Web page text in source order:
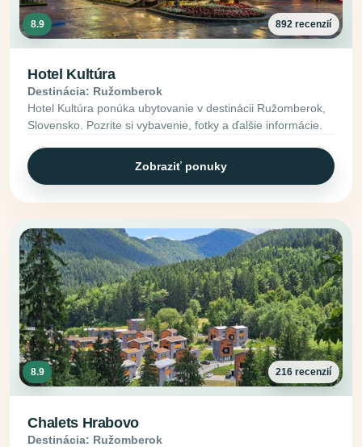
8.9 892 recenzií
Hotel Kultúra
Destinácia: Ružomberok
Hotel Kultúra ponúka ubytovanie v destinácii Ružomberok,
Slovensko. Pozrite si vybavenie, fotky a ďalšie informácie.
Zobraziť ponuky
8.9 216 recenzií
Chalets Hrabovo
Destinácia: Ružomberok